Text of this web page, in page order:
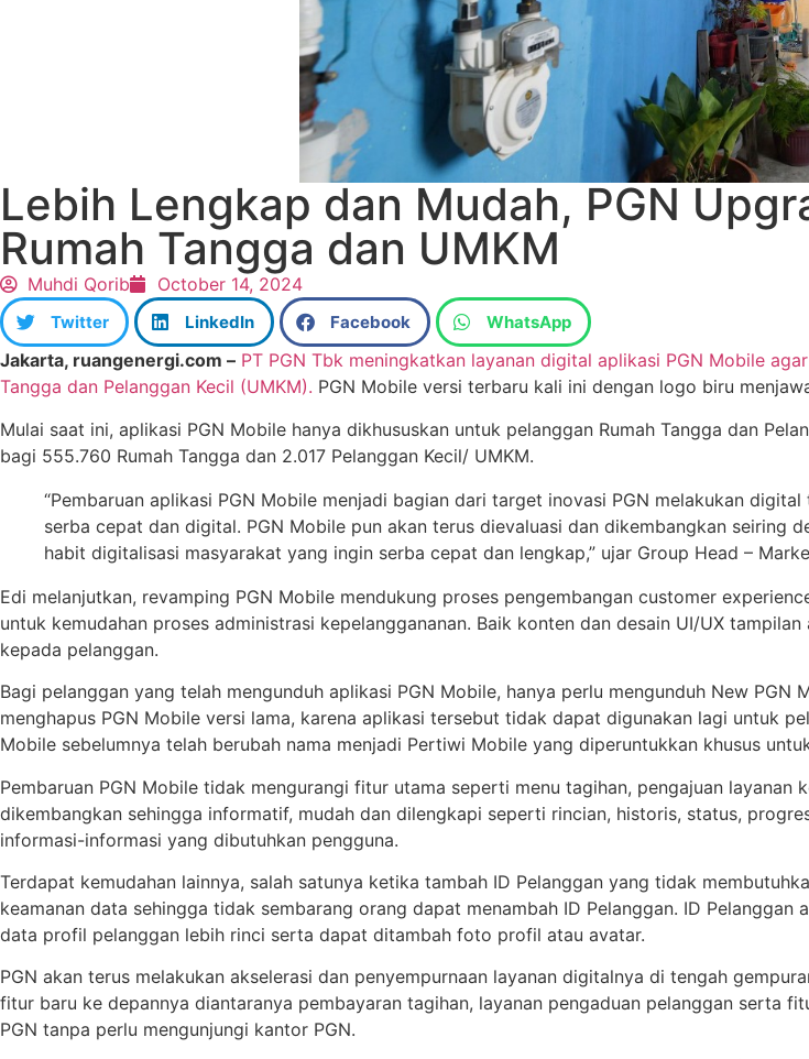
Lebih Lengkap dan Mudah, PGN
Rumah Tangga dan UMKM
Muhdi Qorib October 14, 2024
Twitter LinkedIn Facebook WhatsApp
Jakarta, ruangenergi.com – PT PGN Tbk meningkatkan layanan digital aplikasi PGN Mobile
Tangga dan Pelanggan Kecil (UMKM). PGN Mobile versi terbaru kali ini dengan logo biru
Mulai saat ini, aplikasi PGN Mobile hanya dikhususkan untuk pelanggan Rumah Tangga dan
bagi 555.760 Rumah Tangga dan 2.017 Pelanggan Kecil/ UMKM.
“Pembaruan aplikasi PGN Mobile menjadi bagian dari target inovasi PGN melakukan
serba cepat dan digital. PGN Mobile pun akan terus dievaluasi dan dikembangkan seiring
habit digitalisasi masyarakat yang ingin serba cepat dan lengkap,” ujar Group Head –
Edi melanjutkan, revamping PGN Mobile mendukung proses pengembangan customer
untuk kemudahan proses administrasi kepelanggananan. Baik konten dan desain UI/UX
kepada pelanggan.
Bagi pelanggan yang telah mengunduh aplikasi PGN Mobile, hanya perlu mengunduh New
menghapus PGN Mobile versi lama, karena aplikasi tersebut tidak dapat digunakan lagi untuk
Mobile sebelumnya telah berubah nama menjadi Pertiwi Mobile yang diperuntukkan khusus
Pembaruan PGN Mobile tidak mengurangi fitur utama seperti menu tagihan, pengajuan
dikembangkan sehingga informatif, mudah dan dilengkapi seperti rincian, historis, status,
informasi-informasi yang dibutuhkan pengguna.
Terdapat kemudahan lainnya, salah satunya ketika tambah ID Pelanggan yang tidak
keamanan data sehingga tidak sembarang orang dapat menambah ID Pelanggan. ID
data profil pelanggan lebih rinci serta dapat ditambah foto profil atau avatar.
PGN akan terus melakukan akselerasi dan penyempurnaan layanan digitalnya di tengah
fitur baru ke depannya diantaranya pembayaran tagihan, layanan pengaduan pelanggan serta
PGN tanpa perlu mengunjungi kantor PGN.